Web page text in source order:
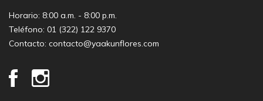
Horario: 8:00 a.m. - 8:00 p.m.
Teléfono: 01 (322) 122 9370
Contacto: contacto@yaakunflores.com